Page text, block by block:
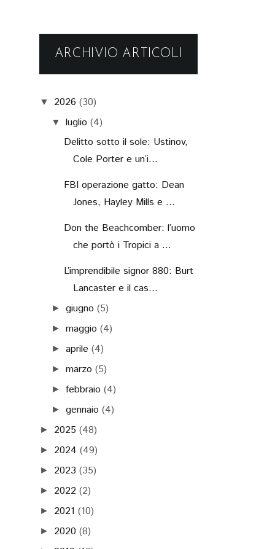
ARCHIVIO ARTICOLI
▼ 2026 (30)
▼ luglio (4)
Delitto sotto il sole: Ustinov,
Cole Porter e un’i...
FBI operazione gatto: Dean
Jones, Hayley Mills e ...
Don the Beachcomber: l’uomo
che portò i Tropici a ...
L’imprendibile signor 880: Burt
Lancaster e il cas...
►giugno (5)
►maggio (4)
►aprile (4)
►marzo (5)
►febbraio (4)
►gennaio (4)
► 2025 (48)
► 2024 (49)
► 2023 (35)
► 2022 (2)
► 2021 (10)
► 2020 (8)